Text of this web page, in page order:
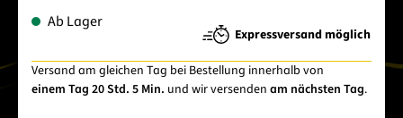
Ab Lager
Expressversand möglich
Versand am gleichen Tag bei Bestellung innerhalb von
einem Tag 20 Std. 5 Min. und wir versenden am nächsten Tag.